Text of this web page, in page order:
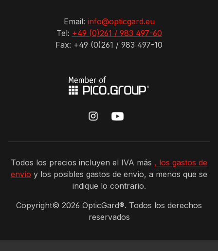
Email: info@opticgard.eu
Tel: +49 (0)261 / 983 497-60
Fax: +49 (0)261 / 983 497-10
Todos los precios incluyen el IVA más , los gastos de
envío y los posibles gastos de envío, a menos que se
indique lo contrario.
Copyright© 2026 OpticGard®. Todos los derechos
reservados